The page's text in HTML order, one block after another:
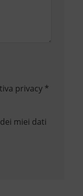
privacy*
miei dati